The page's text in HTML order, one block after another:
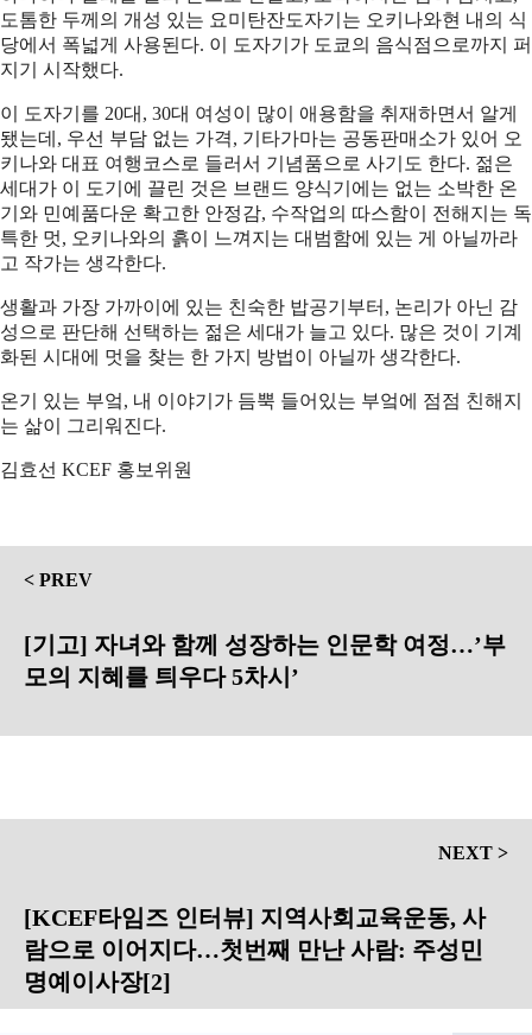
도톰한 두께의 개성 있는 요미탄잔도자기는 오키나와현 내의 식
당에서 폭넓게 사용된다. 이 도자기가 도쿄의 음식점으로까지 퍼
지기 시작했다.
이 도자기를 20대, 30대 여성이 많이 애용함을 취재하면서 알게
됐는데, 우선 부담 없는 가격, 기타가마는 공동판매소가 있어 오
키나와 대표 여행코스로 들러서 기념품으로 사기도 한다. 젊은
세대가 이 도기에 끌린 것은 브랜드 양식기에는 없는 소박한 온
기와 민예품다운 확고한 안정감, 수작업의 따스함이 전해지는 독
특한 멋, 오키나와의 흙이 느껴지는 대범함에 있는 게 아닐까라
고 작가는 생각한다.
생활과 가장 가까이에 있는 친숙한 밥공기부터, 논리가 아닌 감
성으로 판단해 선택하는 젊은 세대가 늘고 있다. 많은 것이 기계
화된 시대에 멋을 찾는 한 가지 방법이 아닐까 생각한다.
온기 있는 부엌, 내 이야기가 듬뿍 들어있는 부엌에 점점 친해지
는 삶이 그리워진다.
김효선 KCEF 홍보위원
< PREV
[기고] 자녀와 함께 성장하는 인문학 여정…’부
모의 지혜를 틔우다 5차시’
NEXT >
[KCEF타임즈 인터뷰] 지역사회교육운동, 사
람으로 이어지다…첫번째 만난 사람: 주성민
명예이사장[2]